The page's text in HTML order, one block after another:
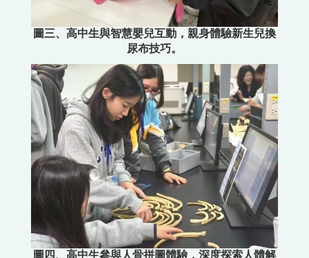
圖三、高中生與智慧嬰兒互動，親身體驗新生兒換
尿布技巧。